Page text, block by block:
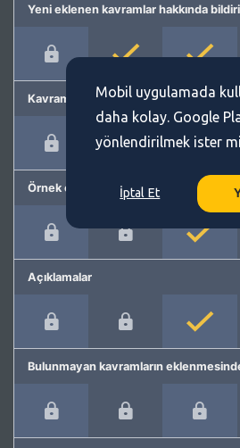
Yeni eklenen kavramlar hakkında
Kavram önerme
Örnek cümleler
Açıklamalar
Bulunmayan kavramların
Mobil uygulamada
daha kolay. Google
yönlendirilmek ister
İptal Et